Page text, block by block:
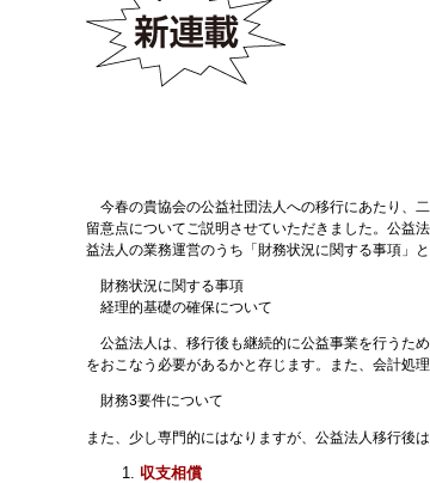
今春の貴協会の公益社団法人への移行にあたり、
留意点についてご説明させていただきました。公益
益法人の業務運営のうち「財務状況に関する事項」
財務状況に関する事項
経理的基礎の確保について
公益法人は、移行後も継続的に公益事業を行うた
をおこなう必要があるかと存じます。また、会計処
財務3要件について
また、少し専門的にはなりますが、公益法人移行後
収支相償